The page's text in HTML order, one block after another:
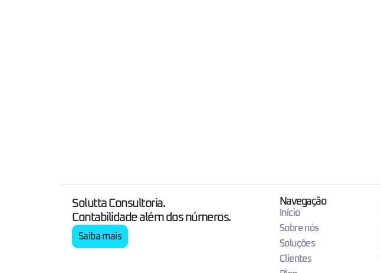
Solutta Consultoria.
Contabilidade além dos números.
Saiba mais
Navegação
Início
Sobre nós
Soluções
Clientes